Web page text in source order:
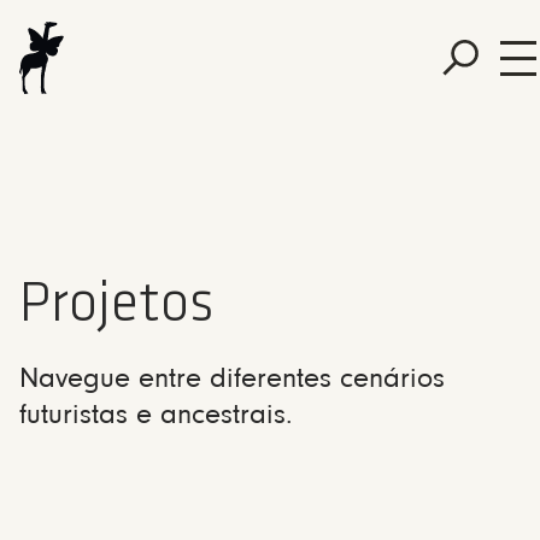
Projetos
Navegue entre diferentes cenários
futuristas e ancestrais.